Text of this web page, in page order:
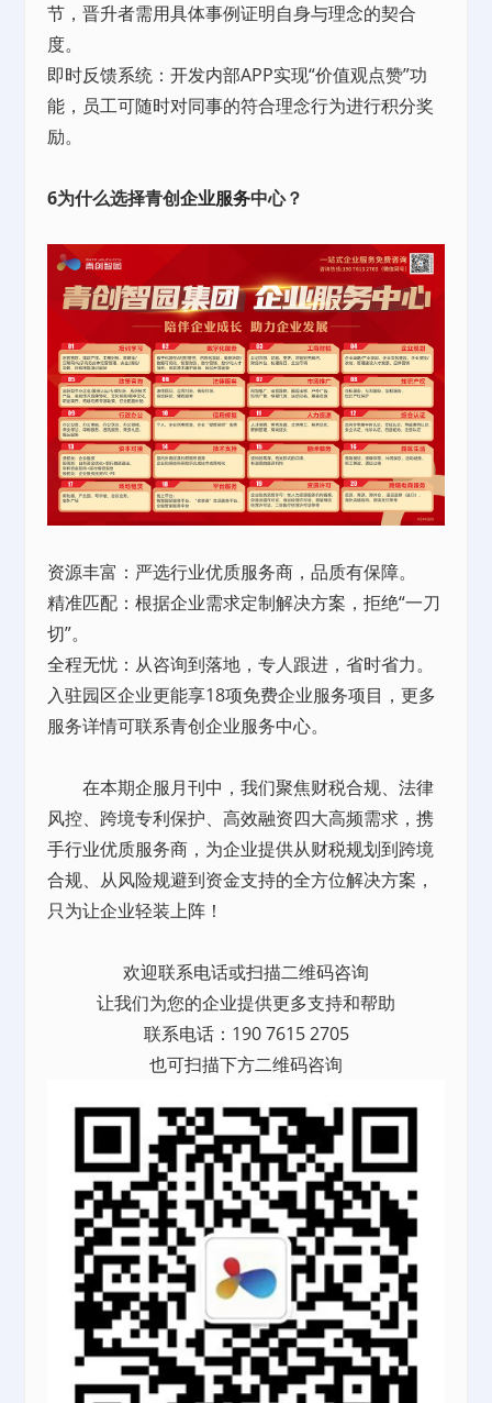
节，晋升者需用具体事例证明自身与理念的契合
度。
即时反馈系统：开发内部APP实现“价值观点赞”功
能，员工可随时对同事的符合理念行为进行积分奖
励。
6为什么选择青创企业服务中心？
资源丰富：严选行业优质服务商，品质有保障。
精准匹配：根据企业需求定制解决方案，拒绝“一刀
切”。
全程无忧：从咨询到落地，专人跟进，省时省力。
入驻园区企业更能享18项免费企业服务项目，更多
服务详情可联系青创企业服务中心。
在本期企服月刊中，我们聚焦财税合规、法律
风控、跨境专利保护、高效融资四大高频需求，携
手行业优质服务商，为企业提供从财税规划到跨境
合规、从风险规避到资金支持的全方位解决方案，
只为让企业轻装上阵！
欢迎联系电话或扫描二维码咨询
让我们为您的企业提供更多支持和帮助
联系电话：190 7615 2705
也可扫描下方二维码咨询